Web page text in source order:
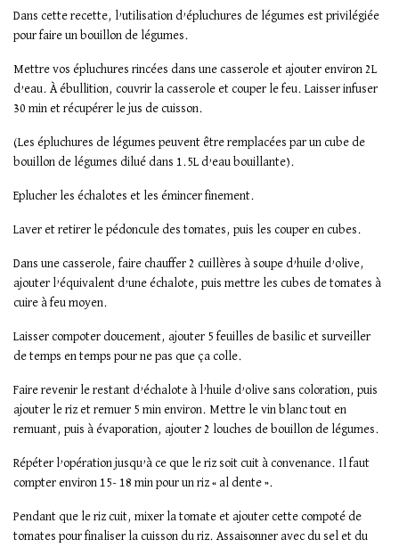
Dans cette recette, l’utilisation d’épluchures de légumes est privilégiée
pour faire un bouillon de légumes.
Mettre vos épluchures rincées dans une casserole et ajouter environ 2L
d’eau. À ébullition, couvrir la casserole et couper le feu. Laisser infuser
30 min et récupérer le jus de cuisson.
(Les épluchures de légumes peuvent être remplacées par un cube de
bouillon de légumes dilué dans 1.5L d’eau bouillante).
Eplucher les échalotes et les émincer finement.
Laver et retirer le pédoncule des tomates, puis les couper en cubes.
Dans une casserole, faire chauffer 2 cuillères à soupe d’huile d’olive,
ajouter l’équivalent d’une échalote, puis mettre les cubes de tomates à
cuire à feu moyen.
Laisser compoter doucement, ajouter 5 feuilles de basilic et surveiller
de temps en temps pour ne pas que ça colle.
Faire revenir le restant d’échalote à l’huile d’olive sans coloration, puis
ajouter le riz et remuer 5 min environ. Mettre le vin blanc tout en
remuant, puis à évaporation, ajouter 2 louches de bouillon de légumes.
Répéter l’opération jusqu’à ce que le riz soit cuit à convenance. Il faut
compter environ 15- 18 min pour un riz « al dente ».
Pendant que le riz cuit, mixer la tomate et ajouter cette compoté de
tomates pour finaliser la cuisson du riz. Assaisonner avec du sel et du